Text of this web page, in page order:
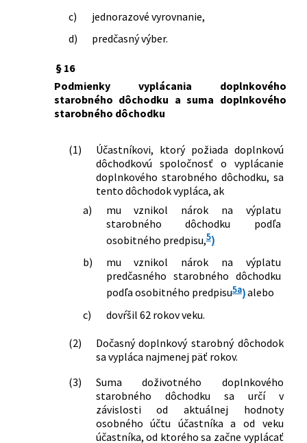
c)
jednorazové vyrovnanie,
d)
predčasný výber.
§ 16
Podmienky vyplácania doplnkového
starobného dôchodku a suma doplnkového
starobného dôchodku
(1)
Účastníkovi, ktorý požiada doplnkovú
dôchodkovú spoločnosť o vyplácanie
doplnkového starobného dôchodku, sa
tento dôchodok vypláca, ak
a)
mu vznikol nárok na výplatu
starobného dôchodku podľa
osobitného predpisu,5)
b)
mu vznikol nárok na výplatu
predčasného starobného dôchodku
podľa osobitného predpisu5a)alebo
c)
dovŕšil 62 rokov veku.
(2)
Dočasný doplnkový starobný dôchodok
sa vypláca najmenej päť rokov.
(3)
Suma doživotného doplnkového
starobného dôchodku sa určí v
závislosti od aktuálnej hodnoty
osobného účtu účastníka a od veku
účastníka, od ktorého sa začne vyplácať